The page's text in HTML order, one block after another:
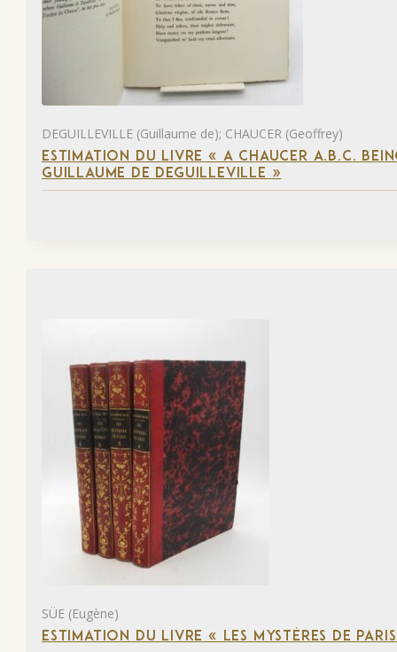
DEGUILLEVILLE (Guillaume de); CHAUCER (Geoffrey)
ESTIMATION DU LIVRE « A CHAUCER A.B.C.
GUILLAUME DE DEGUILLEVILLE »
SÜE (Eugène)
ESTIMATION DU LIVRE « LES MYSTÈRES DE